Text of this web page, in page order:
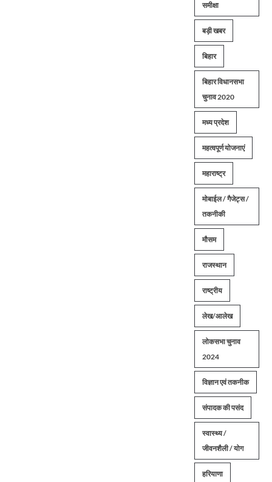
समीक्षा
बड़ी खबर
बिहार
बिहार विधानसभा
चुनाव 2020
मध्य प्रदेश
महत्वपूर्ण योजनाएं
महाराष्ट्र
मोबाईल / गैजेट्स /
तकनीकी
मौसम
राजस्थान
राष्ट्रीय
लेख/आलेख
लोकसभा चुनाव
2024
विज्ञान एवं तकनीक
संपादक की पसंद
स्वास्थ्य /
जीवनशैली / योग
हरियाणा